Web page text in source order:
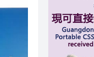
13:04